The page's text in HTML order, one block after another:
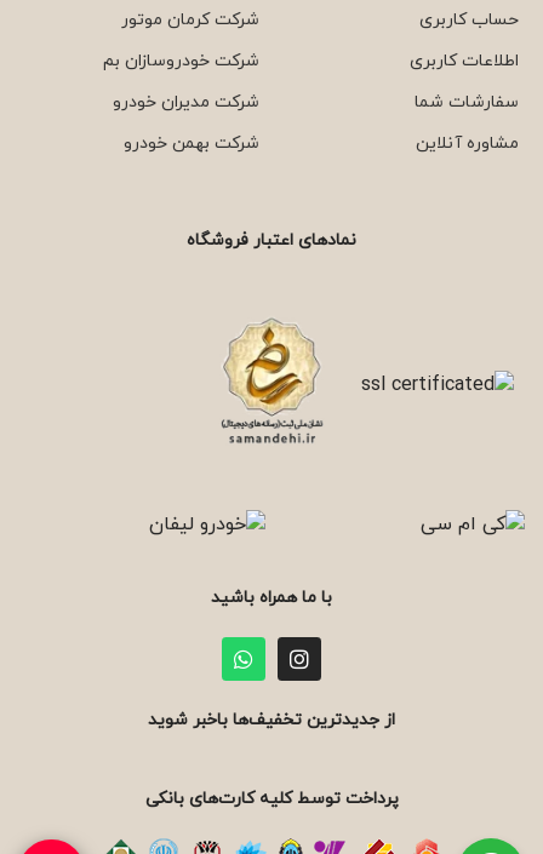
حساب کاربری
اطلاعات کاربری
سفارشات شما
مشاوره آنلاین
شرکت کرمان موتور
شرکت خودروسازان بم
شرکت مدیران خودرو
شرکت بهمن خودرو
نمادهای اعتبار فروشگاه
با ما همراه باشید
از جدیدترین تخفیف‌ها باخبر شوید
پرداخت توسط کلیه کارت‌های بانکی